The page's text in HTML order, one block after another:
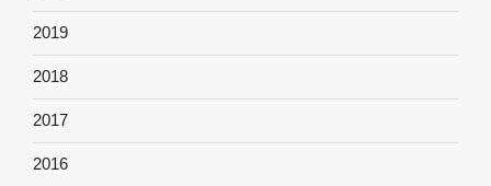
2019
2018
2017
2016